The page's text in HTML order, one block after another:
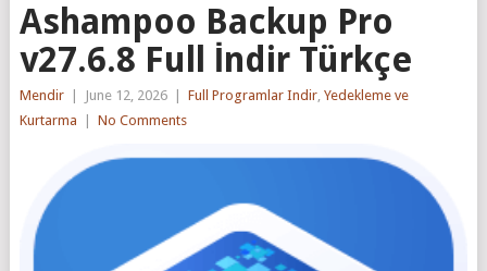
Ashampoo Backup Pro
v27.6.8 Full İndir Türkçe
Mendir June 12, 2026 Full Programlar Indir, Yedekleme ve
Kurtarma
No Comments